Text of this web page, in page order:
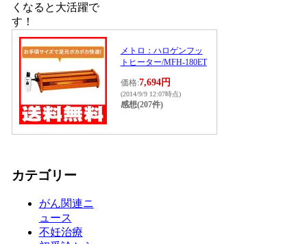
くなると大活躍で
す！
メトロ：ハロゲンフッ
トヒーター/MFH-180ET
価格:7,694円
(2014/9/9 12:07時点)
感想(207件)
カテゴリー
がん関連ニ
ュース
不妊治療